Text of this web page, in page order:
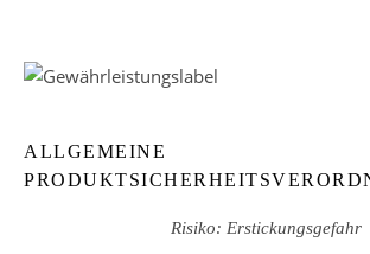
ALLGEMEINE
Risiko: Erstickungsgefahr